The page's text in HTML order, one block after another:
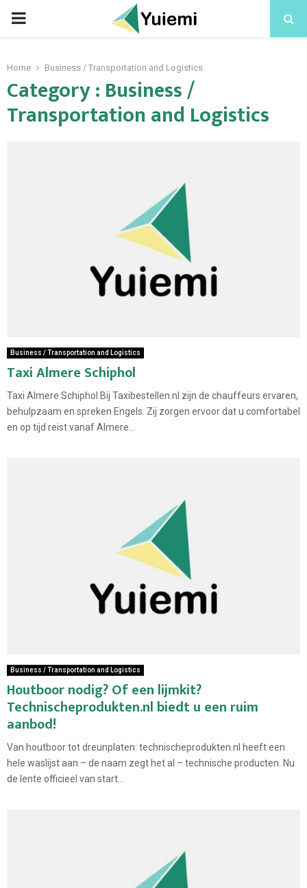
PRIMARY
Home Business / Transportation and Logistics
Category : Business /
Transportation and Logistics
Business / Transportation and Logistics
Taxi Almere Schiphol
Taxi Almere Schiphol Bij Taxibestellen.nl zijn de chauffeurs ervaren,
behulpzaam en spreken Engels. Zij zorgen ervoor dat u comfortabel
en op tijd reist vanaf Almere...
Business / Transportation and Logistics
Houtboor nodig? Of een lijmkit?
Technischeprodukten.nl biedt u een ruim
aanbod!
Van houtboor tot dreunplaten: technischeprodukten.nl heeft een
hele waslijst aan – de naam zegt het al – technische producten. Nu
de lente officieel van start...